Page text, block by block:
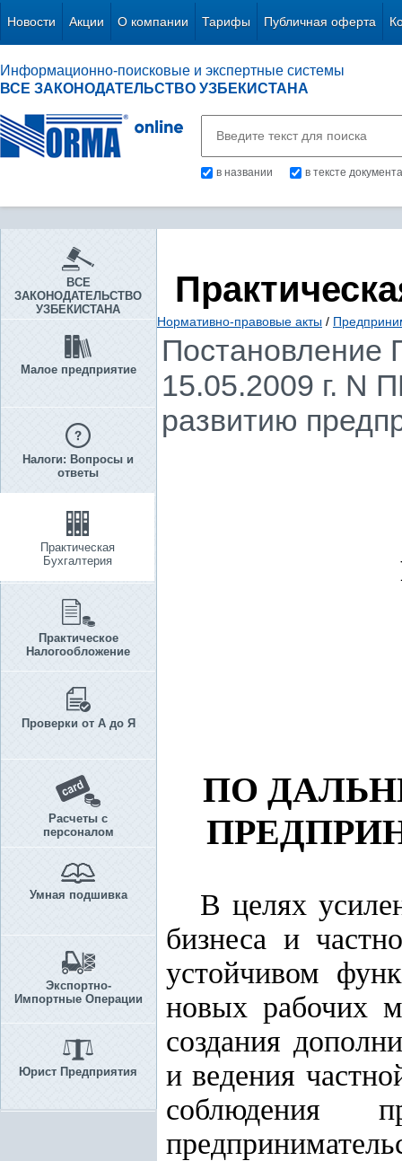
Новости Акции О компании Тарифы Публичная оферта
Информационно-поисковые и экспертные системы
ВСЕ ЗАКОНОДАТЕЛЬСТВО УЗБЕКИСТАНА
в названии в тексте документа
ВСЕ
ЗАКОНОДАТЕЛЬСТВО
УЗБЕКИСТАНА
Малое предприятие
Налоги: Вопросы и
ответы
Практическая
Бухгалтерия
Практическое
Налогообложение
Проверки от А до Я
Расчеты с
персоналом
Умная подшивка
Экспортно-
Импортные Операции
Юрист Предприятия
Нормативно-правовые акты /
Постановление
15.05.2009 г. N
развитию
ПО
В целях
бизнеса и
устойчивом
новых рабочих
создания
и ведения
соблюдения